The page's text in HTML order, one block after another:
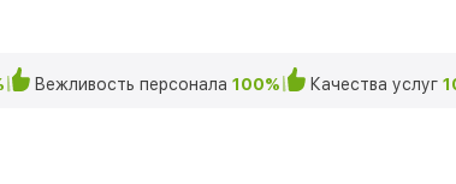
Вежливость персонала 100% Качества услуг